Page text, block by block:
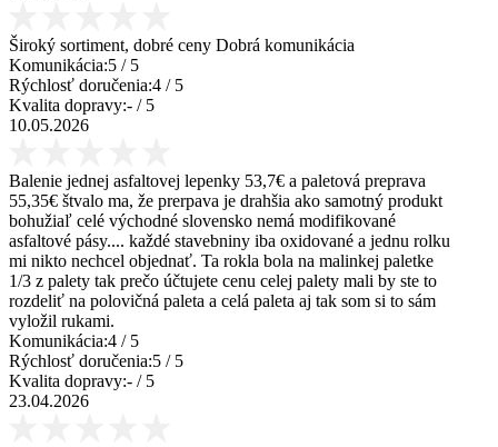
Široký sortiment, dobré ceny Dobrá komunikácia
Komunikácia:5 / 5
Rýchlosť doručenia:4 / 5
Kvalita dopravy:- / 5
10.05.2026
Balenie jednej asfaltovej lepenky 53,7€ a paletová preprava
55,35€ štvalo ma, že prerpava je drahšia ako samotný produkt
bohužiaľ celé východné slovensko nemá modifikované
asfaltové pásy.... každé stavebniny iba oxidované a jednu rolku
mi nikto nechcel objednať. Ta rokla bola na malinkej paletke
1/3 z palety tak prečo účtujete cenu celej palety mali by ste to
rozdeliť na polovičná paleta a celá paleta aj tak som si to sám
vyložil rukami.
Komunikácia:4 / 5
Rýchlosť doručenia:5 / 5
Kvalita dopravy:- / 5
23.04.2026